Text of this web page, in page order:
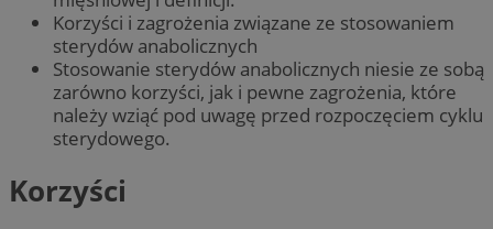
Korzyści i zagrożenia związane ze stosowaniem
sterydów anabolicznych
Stosowanie sterydów anabolicznych niesie ze sobą
zarówno korzyści, jak i pewne zagrożenia, które
należy wziąć pod uwagę przed rozpoczęciem cyklu
sterydowego.
Korzyści